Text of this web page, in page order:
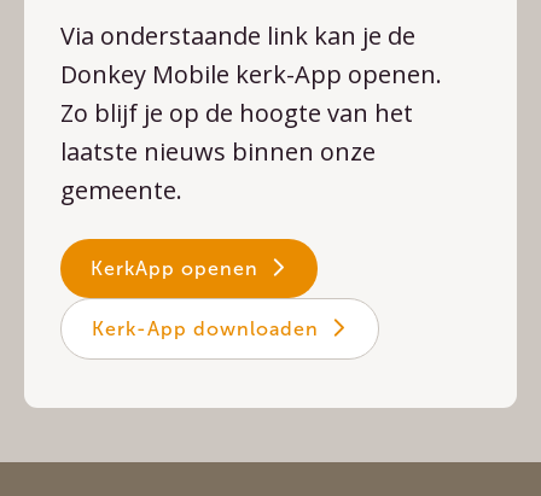
Via onderstaande link kan je de
Donkey Mobile kerk-App openen.
Zo blijf je op de hoogte van het
laatste nieuws binnen onze
gemeente.
KerkApp openen
Kerk-App downloaden